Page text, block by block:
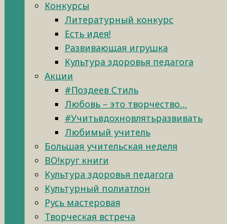
Конкурсы
Литературный конкурс
Есть идея!
Развивающая игрушка
Культура здоровья педагога
Акции
#Поздеев Стиль
Любовь – это творчество…
#Учитьвдохновлятьразвивать
Любимый учитель
Большая учительская неделя
ВО!круг книги
Культура здоровья педагога
Культурный полиатлон
Русь мастеровая
Творческая встреча